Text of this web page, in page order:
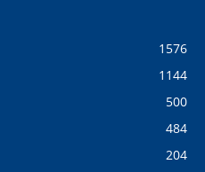
1576
1144
500
484
204